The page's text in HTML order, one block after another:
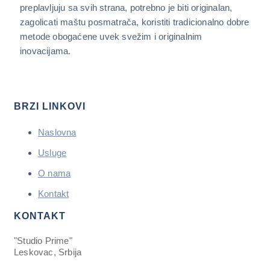
preplavljuju sa svih strana, potrebno je biti originalan,
zagolicati maštu posmatrača, koristiti tradicionalno dobre
metode obogaćene uvek svežim i originalnim
inovacijama.
BRZI LINKOVI
Naslovna
Usluge
O nama
Kontakt
KONTAKT
"Studio Prime"
Leskovac, Srbija